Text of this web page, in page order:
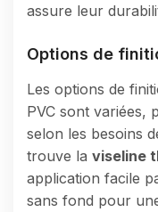
assure leur
Options de
Les options de
PVC sont variées,
selon les besoins
trouve la viseline
application facile
sans fond pour